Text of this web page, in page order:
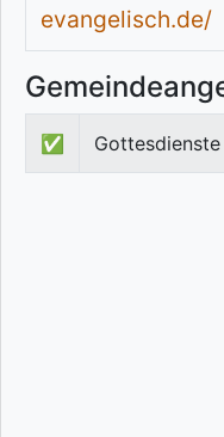
evangelisch.de/
✅ Gottesdienste